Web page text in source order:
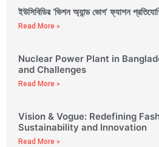
ইউসিবিডির ‘ভিশন অ্যান্ড ভোগ’ ফ্যাশন
Read More »
Nuclear Power Plant in
and Challenges
Read More »
Vision & Vogue: Redefining
Sustainability and Innovation
Read More »